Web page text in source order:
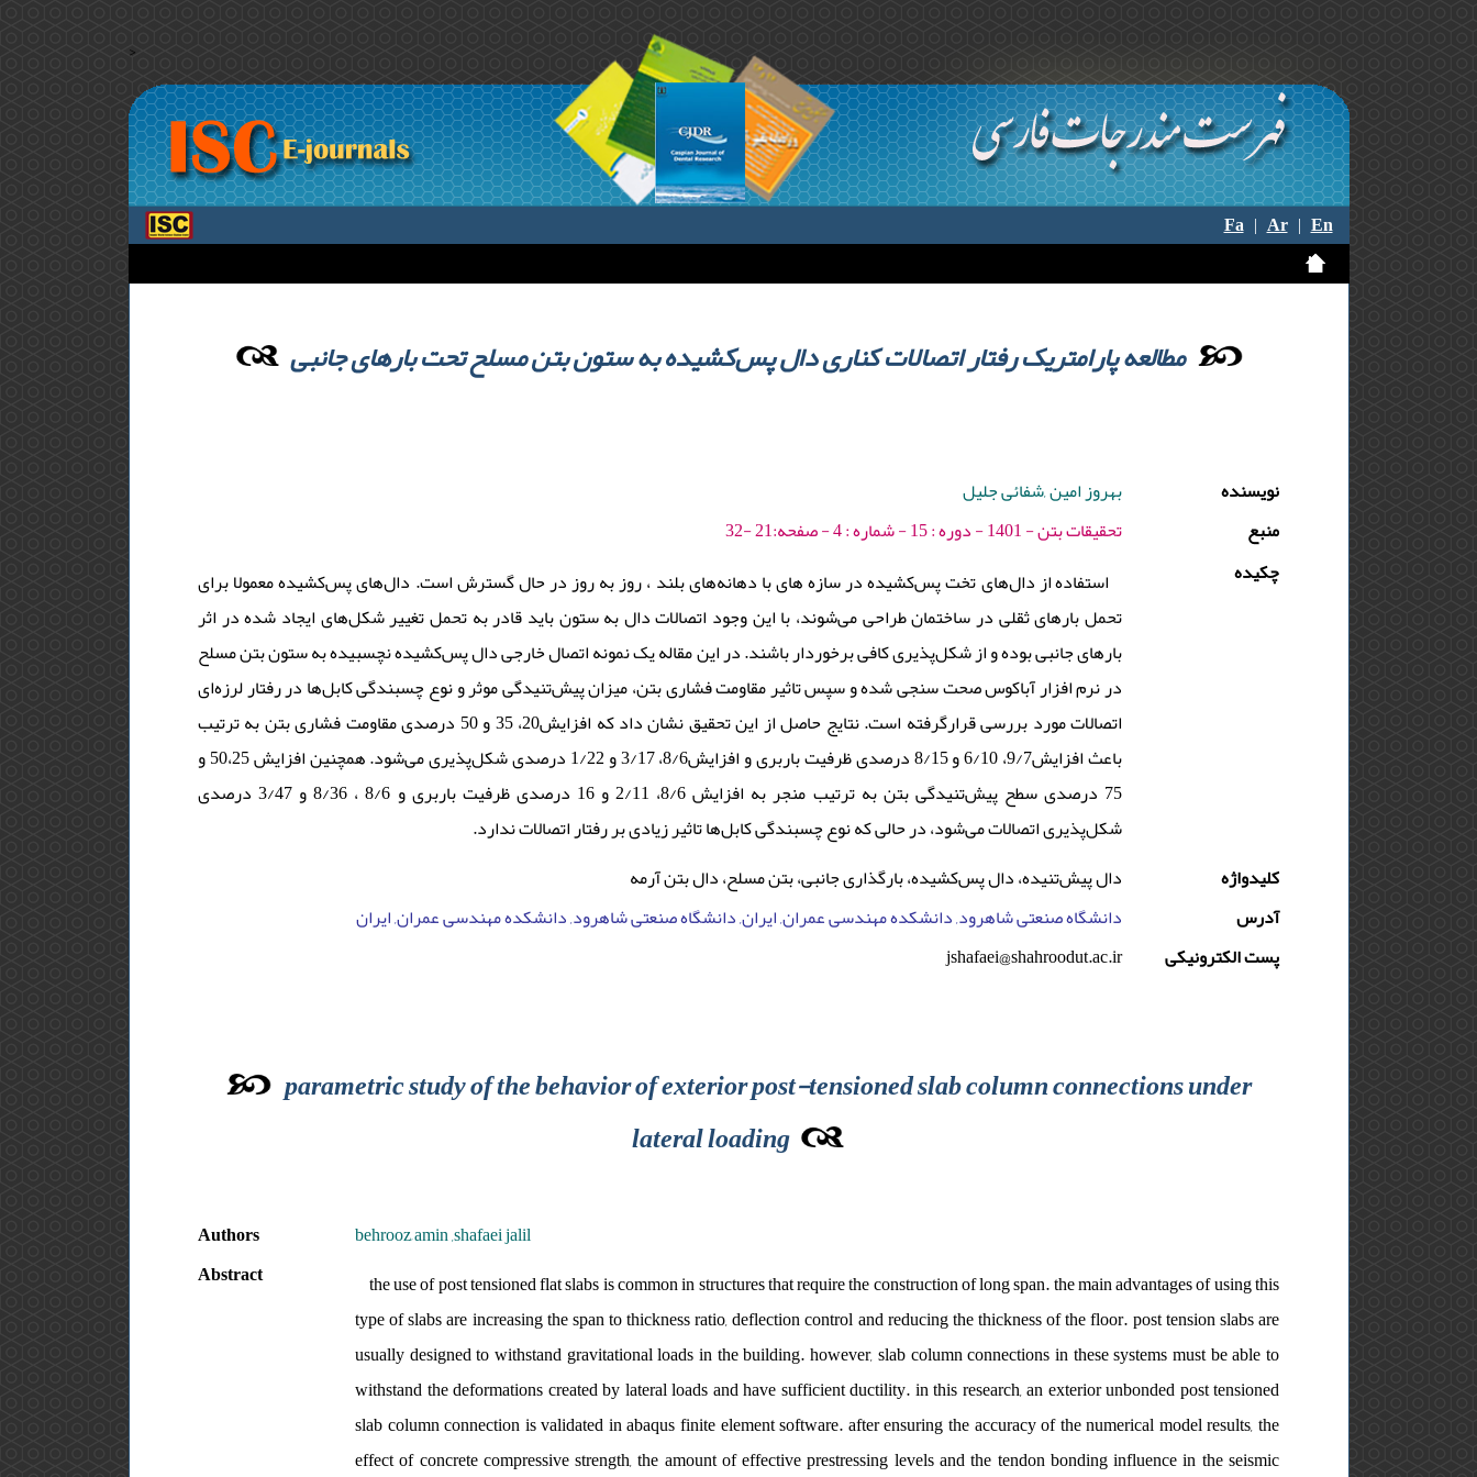
>
Fa|Ar|En
مطالعه پارامتریک رفتار اتصالات کناری دال پس‌کشیده به ستون بتن مسلح تحت بار‌های جانبی
نویسنده
بهروز امین ,شفائی جلیل
منبع
تحقيقات بتن - 1401 - دوره : 15 - شماره : 4 - صفحه:21 -32
چکیده
استفاده از دال‌های تخت پس‌کشیده در سازه های با دهانه‌های بلند ، روز به روز در حال گسترش است. دال‌های پس‌کشیده معمولا برای
تحمل بار‌های ثقلی در ساختمان طراحی می‌شوند، با این وجود اتصالات دال به ستون باید قادر به تحمل تغییر شکل‌های ایجاد شده در اثر
بار‌های جانبی بوده و از شکل‌پذیری کافی برخوردار باشند. در این مقاله یک نمونه اتصال خارجی دال پس‌کشیده نچسبیده به ستون بتن مسلح
در نرم افزار آباکوس صحت سنجی شده و سپس تاثیر مقاومت فشاری بتن، میزان پیش‌تنیدگی موثر و نوع چسبندگی کابل‌ها در رفتار لرزه‌ای
اتصالات مورد بررسی قرارگرفته است. نتایج حاصل از این تحقیق نشان داد که افزایش20، 35 و 50 درصدی مقاومت فشاری بتن به ترتیب
باعث افزایش9/7، 6/10 و 8/15 درصدی ظرفیت باربری و افزایش8/6، 3/17 و 1/22 درصدی شکل‌پذیری می‌شود. همچنین افزایش 50،25 و
75 درصدی سطح پیش‌تنیدگی بتن به ترتیب منجر به افزایش 8/6، 2/11 و 16 درصدی ظرفیت باربری و 8/6 ، 8/36 و 3/47 درصدی
شکل‌پذیری اتصالات می‌شود، در حالی که نوع چسبندگی کابل‌ها تاثیر زیادی بر رفتار اتصالات ندارد.
کلیدواژه
دال پیش‌تنیده، دال پس‌کشیده، بارگذاری جانبی، بتن مسلح، دال بتن آرمه
آدرس
دانشگاه صنعتی شاهرود, دانشکده مهندسی عمران, ایران, دانشگاه صنعتی شاهرود, دانشکده مهندسی عمران, ایران
پست الکترونیکی
jshafaei@shahroodut.ac.ir
parametric study of the behavior of exterior post-tensioned slab column connections under
lateral loading
Authors
behrooz َamin ,shafaei jalil
Abstract
the use of post tensioned flat slabs is common in structures that require the construction of long span. the main advantages of using this
type of slabs are increasing the span to thickness ratio, deflection control and reducing the thickness of the floor. post tension slabs are
usually designed to withstand gravitational loads in the building. however, slab column connections in these systems must be able to
withstand the deformations created by lateral loads and have sufficient ductility. in this research, an exterior unbonded post tensioned
slab column connection is validated in abaqus finite element software. after ensuring the accuracy of the numerical model results, the
effect of concrete compressive strength, the amount of effective prestressing levels and the tendon bonding influence in the seismic